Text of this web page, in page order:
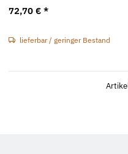
72,70 € *
lieferbar / geringer Bestand